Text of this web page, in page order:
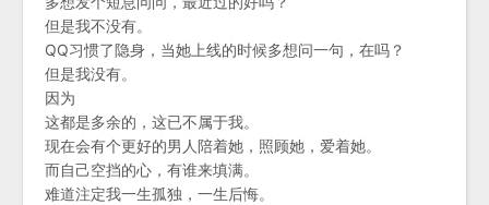
但是我不没有。
QQ习惯了隐身，当她上线的时候多想问一句，在吗？
但是我没有。
因为
这都是多余的，这已不属于我。
现在会有个更好的男人陪着她，照顾她，爱着她。
而自己空挡的心，有谁来填满。
难道注定我一生孤独，一生后悔。